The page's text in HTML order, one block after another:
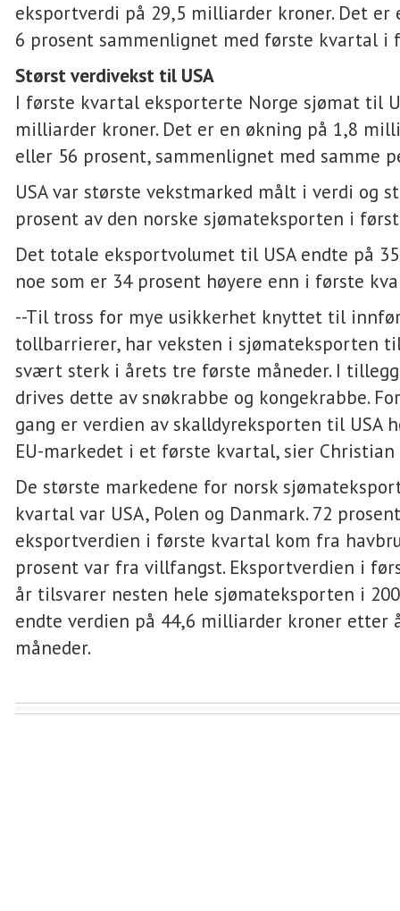
eksportverdi på 29,5 milliarder kroner. Det er
6 prosent sammenlignet med første kvartal i
Størst verdivekst til USA
I første kvartal eksporterte Norge sjømat til
milliarder kroner. Det er en økning på 1,8
eller 56 prosent, sammenlignet med samme
USA var største vekstmarked målt i verdi og
prosent av den norske sjømateksporten i
Det totale eksportvolumet til USA endte på
noe som er 34 prosent høyere enn i første
--Til tross for mye usikkerhet knyttet til
tollbarrierer, har veksten i sjømateksporten
svært sterk i årets tre første måneder. I
drives dette av snøkrabbe og kongekrabbe.
gang er verdien av skalldyreksporten til USA
EU-markedet i et første kvartal, sier Christian
De største markedene for norsk
kvartal var USA, Polen og Danmark. 72
eksportverdien i første kvartal kom fra
prosent var fra villfangst. Eksportverdien i
år tilsvarer nesten hele sjømateksporten i
endte verdien på 44,6 milliarder kroner etter
måneder.